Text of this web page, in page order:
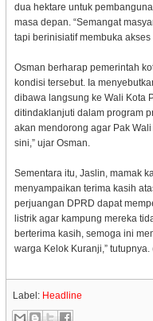
dua hektare untuk
masa depan. “Semangat
tapi berinisiatif membuka akses
Osman berharap pemerintah
kondisi tersebut. Ia
dibawa langsung ke Wali Kota
ditindaklanjuti dalam program
akan mendorong agar Pak
sini,” ujar Osman.
Sementara itu, Jaslin, mamak
menyampaikan terima kasih
perjuangan DPRD dapat
listrik agar kampung mereka
berterima kasih, semoga ini
warga Kelok Kuranji,” tutupnya.
Label: Headline